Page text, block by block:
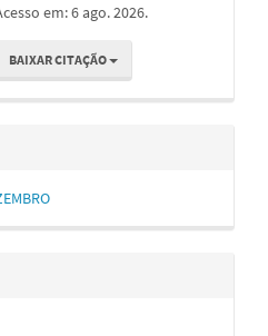
em: 6 ago. 2026.
BAIXAR CITAÇÃO